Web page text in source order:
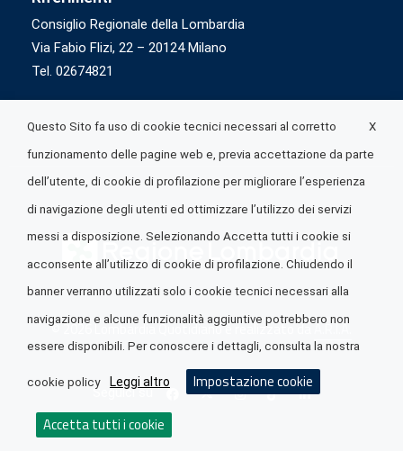
Consiglio Regionale della Lombardia
Via Fabio Flizi, 22 – 20124 Milano
Tel. 02674821
© 2026 Lombardia Quotidiano è realizzato daA.R.I.A.
Seguici su
X
Questo Sito fa uso di cookie tecnici necessari al corretto
funzionamento delle pagine web e, previa accettazione da parte
dell’utente, di cookie di profilazione per migliorare l’esperienza
di navigazione degli utenti ed ottimizzare l’utilizzo dei servizi
messi a disposizione. Selezionando Accetta tutti i cookie si
acconsente all’utilizzo di cookie di profilazione. Chiudendo il
banner verranno utilizzati solo i cookie tecnici necessari alla
navigazione e alcune funzionalità aggiuntive potrebbero non
essere disponibili. Per conoscere i dettagli, consulta la nostra
cookie policy Leggi altro Impostazione cookie
Accetta tutti i cookie